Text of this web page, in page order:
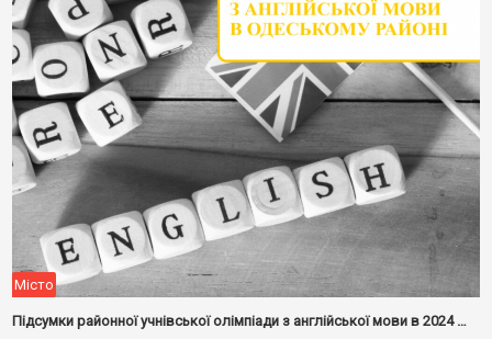
Місто
Підсумки районної учнівської олімпіади з англійської мови в 2024 році